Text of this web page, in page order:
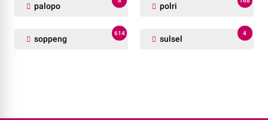
palopo polri
soppeng
614
sulsel
4